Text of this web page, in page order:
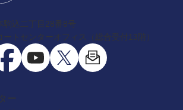
駒込二丁目28番8号
ートセンターオフィス（総合受付13階）
ー